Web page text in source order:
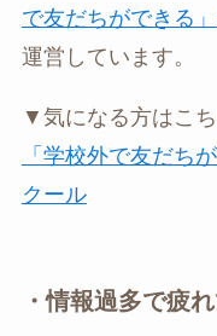
で友だちができる
運営しています。
▼気になる方はこ
「学校外で友だち
クール
・情報過多で疲